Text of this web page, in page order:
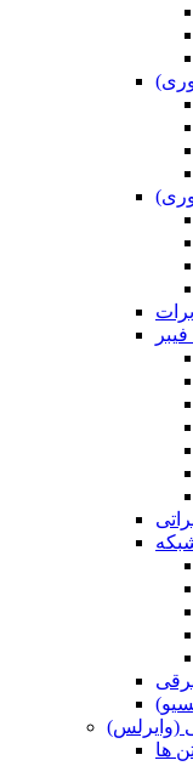
شبکه
(وایرلس)
ها